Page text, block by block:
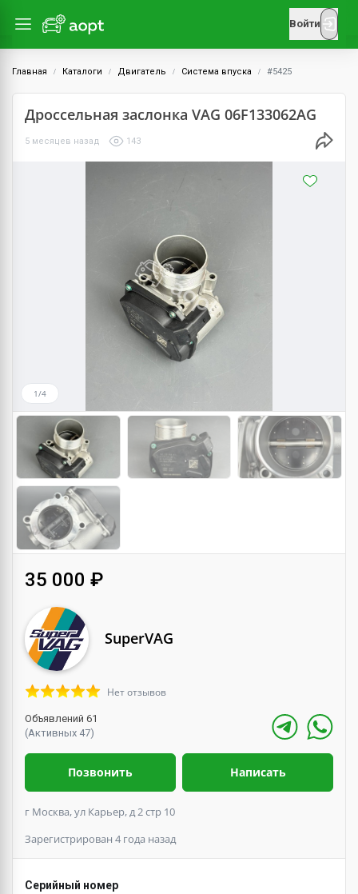
Войти
Главная Каталоги Двигатель Система впуска #5425
Дроссельная заслонка VAG 06F133062AG
5 месяцев назад 143
1/4
35 000 ₽
SuperVAG
Нет отзывов
Объявлений 61
(Активных 47)
Позвонить Написать
г Москва, ул Карьер, д 2 стр 10
Зарегистрирован 4 года назад
Серийный номер